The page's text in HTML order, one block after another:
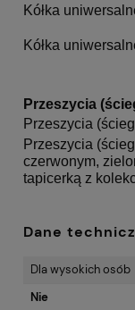
Kółka
Kółka
Przeszycia
Przeszycia
Przeszycia
czerwonym,
tapicerką z
Dane
Dla wysokich osób
Nie